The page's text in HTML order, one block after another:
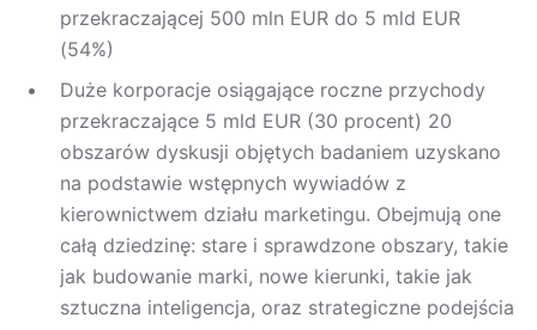
przekraczającej 500 mln EUR do 5 mld EUR
(54%)
Duże korporacje osiągające roczne przychody
przekraczające 5 mld EUR (30 procent) 20
obszarów dyskusji objętych badaniem uzyskano
na podstawie wstępnych wywiadów z
kierownictwem działu marketingu. Obejmują one
całą dziedzinę: stare i sprawdzone obszary, takie
jak budowanie marki, nowe kierunki, takie jak
sztuczna inteligencja, oraz strategiczne podejścia